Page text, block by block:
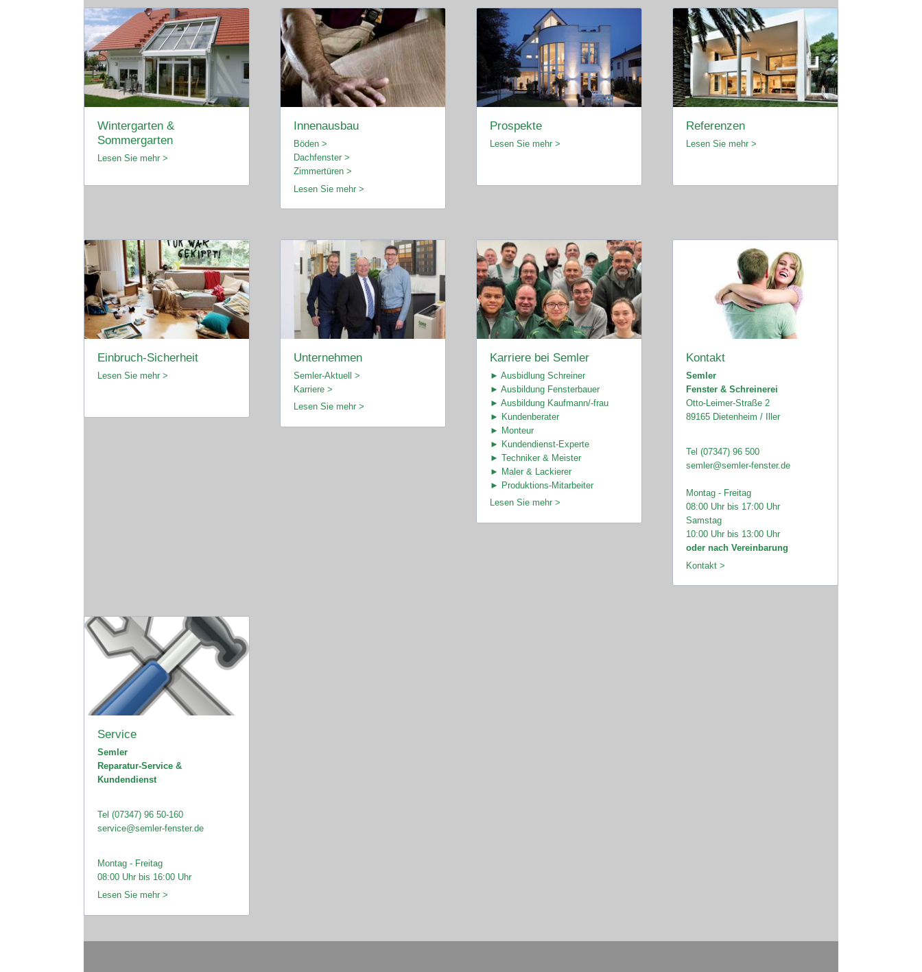
Wintergarten &
Sommergarten
Lesen Sie mehr >
Innenausbau
Böden >
Dachfenster >
Zimmertüren >
Lesen Sie mehr >
Prospekte
Lesen Sie mehr >
Referenzen
Lesen Sie mehr >
Einbruch-Sicherheit
Lesen Sie mehr >
Unternehmen
Semler-Aktuell >
Karriere >
Lesen Sie mehr >
Karriere bei Semler
► Ausbidlung Schreiner
► Ausbildung Fensterbauer
► Ausbildung Kaufmann/-frau
► Kundenberater
► Monteur
► Kundendienst-Experte
► Techniker & Meister
► Maler & Lackierer
► Produktions-Mitarbeiter
Lesen Sie mehr >
Kontakt
Semler
Fenster & Schreinerei
Otto-Leimer-Straße 2
89165 Dietenheim / Iller
Tel (07347) 96 500
semler@semler-fenster.de
Montag - Freitag
08:00 Uhr bis 17:00 Uhr
Samstag
10:00 Uhr bis 13:00 Uhr
oder nach Vereinbarung
Kontakt >
Service
Semler
Reparatur-Service &
Kundendienst
Tel (07347) 96 50-160
service@semler-fenster.de
Montag - Freitag
08:00 Uhr bis 16:00 Uhr
Lesen Sie mehr >